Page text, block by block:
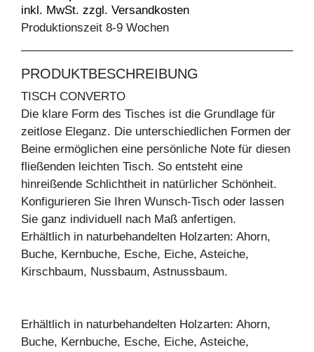
inkl. MwSt. zzgl. Versandkosten
Produktionszeit 8-9 Wochen
PRODUKTBESCHREIBUNG
TISCH CONVERTO
Die klare Form des Tisches ist die Grundlage für
zeitlose Eleganz. Die unterschiedlichen Formen der
Beine ermöglichen eine persönliche Note für diesen
fließenden leichten Tisch. So entsteht eine
hinreißende Schlichtheit in natürlicher Schönheit.
Konfigurieren Sie Ihren Wunsch-Tisch oder lassen
Sie ganz individuell nach Maß anfertigen.
Erhältlich in naturbehandelten Holzarten: Ahorn,
Buche, Kernbuche, Esche, Eiche, Asteiche,
Kirschbaum, Nussbaum, Astnussbaum.
Erhältlich in naturbehandelten Holzarten: Ahorn,
Buche, Kernbuche, Esche, Eiche, Asteiche,